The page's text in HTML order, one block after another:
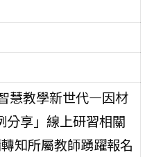
慧教學新世代—因材
分享」線上研習相關
知所屬教師踴躍報名